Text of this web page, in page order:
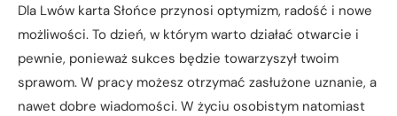
Dla Lwów karta Słońce przynosi optymizm, radość i nowe
możliwości. To dzień, w którym warto działać otwarcie i
pewnie, ponieważ sukces będzie towarzyszył twoim
sprawom. W pracy możesz otrzymać zasłużone uznanie, a
nawet dobre wiadomości. W życiu osobistym natomiast